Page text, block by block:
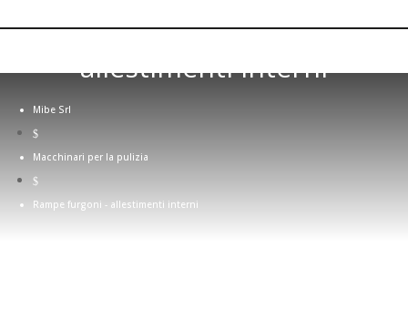
Rampe furgoni -
allestimenti interni
Mibe Srl
$
Macchinari per la pulizia
$
Rampe furgoni - allestimenti interni